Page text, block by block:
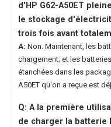
d'HP G62-A50ET
le stockage
trois fois avant
A: Non. Maintenant, les
chargement; et les
étanchées dans les
A50ET qu'on a reçue est
Q: A la première
de charger la batterie